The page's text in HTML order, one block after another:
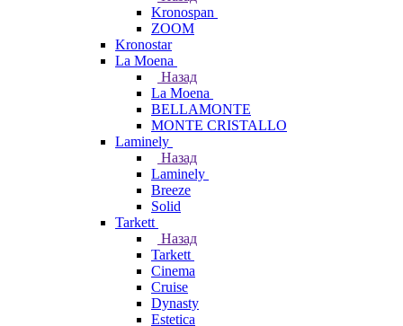
Kronospan
ZOOM
Kronostar
La Moena
Назад
La Moena
BELLAMONTE
MONTE CRISTALLO
Laminely
Назад
Laminely
Breeze
Solid
Tarkett
Назад
Tarkett
Cinema
Cruise
Dynasty
Estetica